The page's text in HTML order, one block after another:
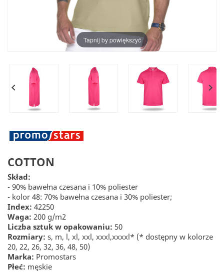
Tapnij by powiększyć
 
COTTON
Skład:
- 90% bawełna czesana i 10% poliester
- kolor 48: 70% bawełna czesana i 30% poliester;
Index: 42250
Waga: 200 g/m2
Liczba sztuk w opakowaniu: 50
Rozmiary: s, m, l, xl, xxl, xxxl,xxxxl* (* dostępny w kolorze
20, 22, 26, 32, 36, 48, 50)
Marka: Promostars
Płeć: męskie